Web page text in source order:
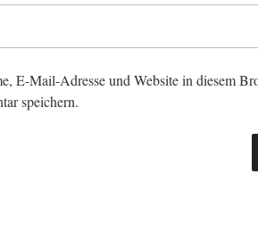
E-Mail-Adresse und Website in diesem
speichern.